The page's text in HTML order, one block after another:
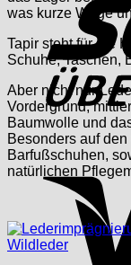
was kurze Wege
Tapir steht für die
Schuhe, Taschen,
Aber nicht nur
Vordergrund,
Baumwolle und
Besonders auf
Barfußschuhen,
natürlichen